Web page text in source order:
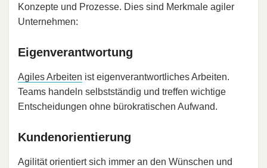
Konzepte und Prozesse. Dies sind Merkmale agiler
Unternehmen:
Eigenverantwortung
Agiles Arbeiten ist eigenverantwortliches Arbeiten.
Teams handeln selbstständig und treffen wichtige
Entscheidungen ohne bürokratischen Aufwand.
Kundenorientierung
Agilität orientiert sich immer an den Wünschen und